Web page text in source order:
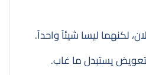
لكنهما ليسا شيئاً واحداً.
يستبدل ما غاب.